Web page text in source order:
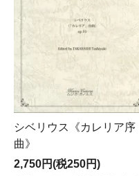
シベリウス《カレリア序
曲》
2,750円(税250円)